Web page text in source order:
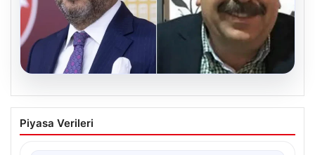
Veli Ağbaba’nın ağabeyi Hür Ağbaba
tutuklandı
Piyasa Verileri